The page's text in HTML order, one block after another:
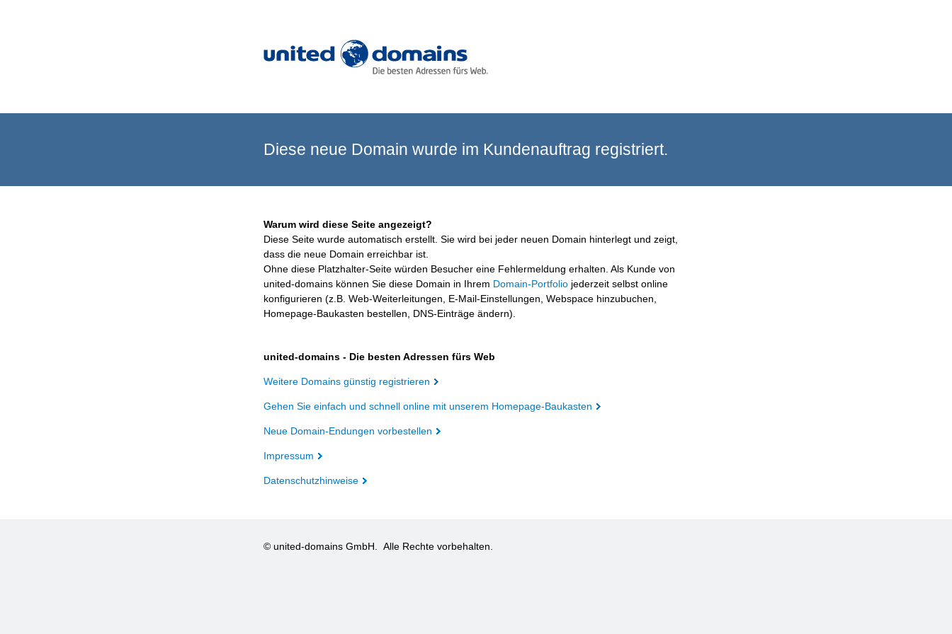
Diese neue Domain wurde im Kundenauftrag registriert.
Warum wird diese Seite angezeigt?
Diese Seite wurde automatisch erstellt. Sie wird bei jeder neuen Domain hinterlegt und zeigt,
dass die neue Domain erreichbar ist.
Ohne diese Platzhalter-Seite würden Besucher eine Fehlermeldung erhalten. Als Kunde von
united-domains können Sie diese Domain in Ihrem Domain-Portfolio jederzeit selbst online
konfigurieren (z.B. Web-Weiterleitungen, E-Mail-Einstellungen, Webspace hinzubuchen,
Homepage-Baukasten bestellen, DNS-Einträge ändern).
united-domains - Die besten Adressen fürs Web
Weitere Domains günstig registrieren
Gehen Sie einfach und schnell online mit unserem Homepage-Baukasten
Neue Domain-Endungen vorbestellen
Impressum
Datenschutzhinweise
© united-domains GmbH. Alle Rechte vorbehalten.